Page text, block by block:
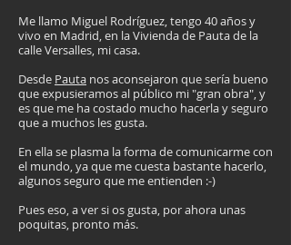
Me llamo Miguel Rodríguez, tengo 40 años y
vivo en Madrid, en la Vivienda de Pauta de la
calle Versalles, mi casa.
Desde Pauta nos aconsejaron que sería bueno
que expusieramos al público mi "gran obra", y
es que me ha costado mucho hacerla y seguro
que a muchos les gusta.
En ella se plasma la forma de comunicarme con
el mundo, ya que me cuesta bastante hacerlo,
algunos seguro que me entienden :-)
Pues eso, a ver si os gusta, por ahora unas
poquitas, pronto más.
Yo pintando